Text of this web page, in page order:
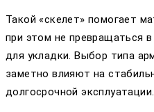
Такой «скелет» помогает
при этом не превращаться
для укладки. Выбор типа
заметно влияют на
долгосрочной эксплуатации.